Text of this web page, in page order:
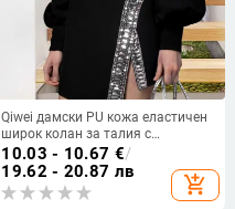
Qiwei дамски PU кожа еластичен
широк колан за талия с
катарама от сплав, щракване,
ширина над 4 см — универсален
моден аксесоар за рокля, есен
2023
10.03 - 10.67 €/
19.62 - 20.87 лв
add_shopping_cart